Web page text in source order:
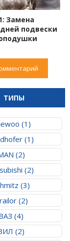
Замена
подвески
ТИПЫ
(1)
(1)
(2)
(2)
(3)
(2)
(4)
(2)